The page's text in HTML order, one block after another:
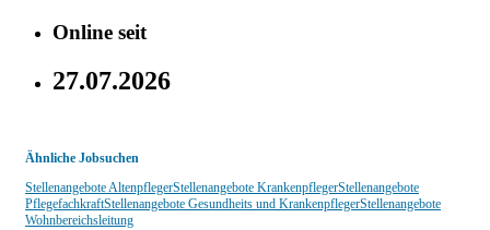
Online seit
27.07.2026
Ähnliche Jobsuchen
Stellenangebote AltenpflegerStellenangebote KrankenpflegerStellenangebote
PflegefachkraftStellenangebote Gesundheits und KrankenpflegerStellenangebote
Wohnbereichsleitung